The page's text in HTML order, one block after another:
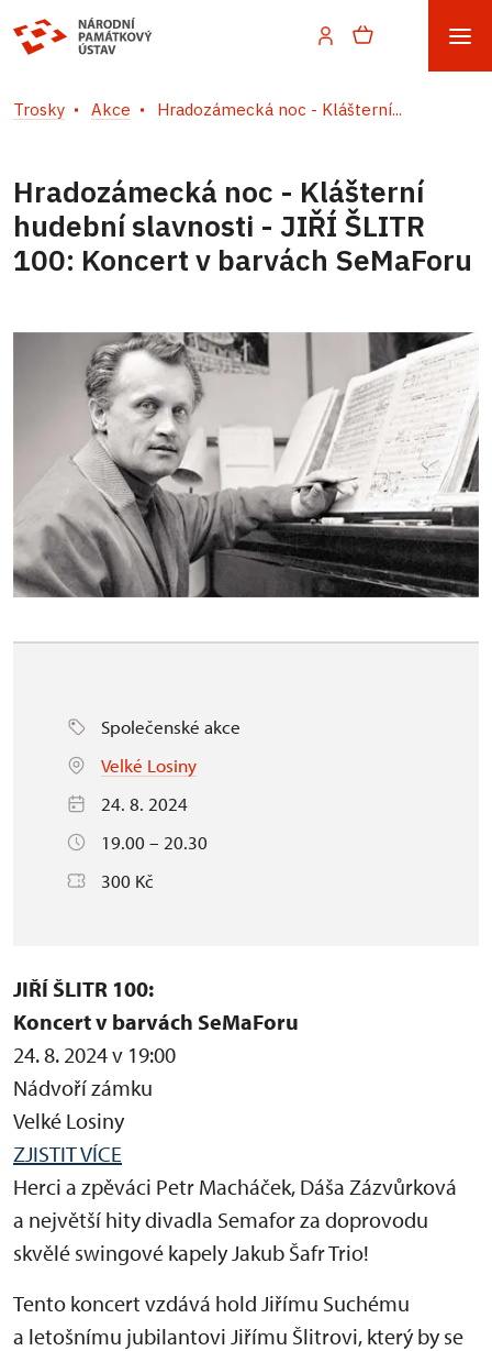
Trosky Akce Hradozámecká noc - Klášterní...
Hradozámecká noc - Klášterní
hudební slavnosti - JIŘÍ ŠLITR
100: Koncert v barvách SeMaForu
Společenské akce
Velké Losiny
24. 8. 2024
19.00 – 20.30
300 Kč
JIŘÍ ŠLITR 100:
Koncert v barvách SeMaForu
24. 8. 2024 v 19:00
Nádvoří zámku
Velké Losiny
ZJISTIT VÍCE
Herci a zpěváci Petr Macháček, Dáša Zázvůrková
a největší hity divadla Semafor za doprovodu
skvělé swingové kapely Jakub Šafr Trio!
Tento koncert vzdává hold Jiřímu Suchému
a letošnímu jubilantovi Jiřímu Šlitrovi, který by se